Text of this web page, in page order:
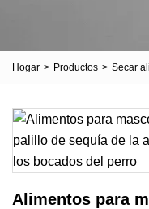
Hogar > Productos > Secar
Alimentos para